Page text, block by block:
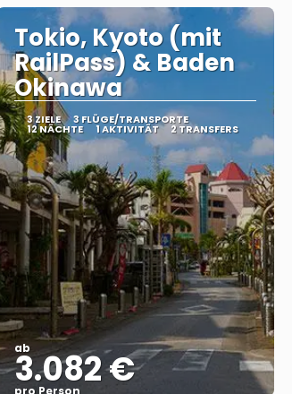
Tokio, Kyoto (mit
RailPass) & Baden
Okinawa
3 ZIELE 3 FLÜGE/TRANSPORTE
12 NÄCHTE 1 AKTIVITÄT 2 TRANSFERS
ab
3.082 €
pro Person